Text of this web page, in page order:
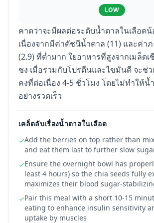
LOW
คาดว่าจะมีผลต่อระดับน้ำตาลในเลือด
เนื่องจากมีค่าดัชนีน้ำตาล (11) และค่า
(2.9) ที่ต่ำมาก ใยอาหารที่สูงจากเมล็ด
ชง เมื่อรวมกับโปรตีนและไขมันดี จะช่
คงที่ต่อเนื่อง 4-5 ชั่วโมง โดยไม่ทำให้น้
อย่างรวดเร็ว
เคล็ดลับเรื่องน้ำตาลในเลือด
✓Add the berries on top rather than
and eat them last to further slow
✓Ensure the overnight bowl has
least 4 hours) so the chia seeds fully
maximizes their blood sugar-
✓Pair this meal with a short 10-15
eating to enhance insulin sensitivity
uptake by muscles